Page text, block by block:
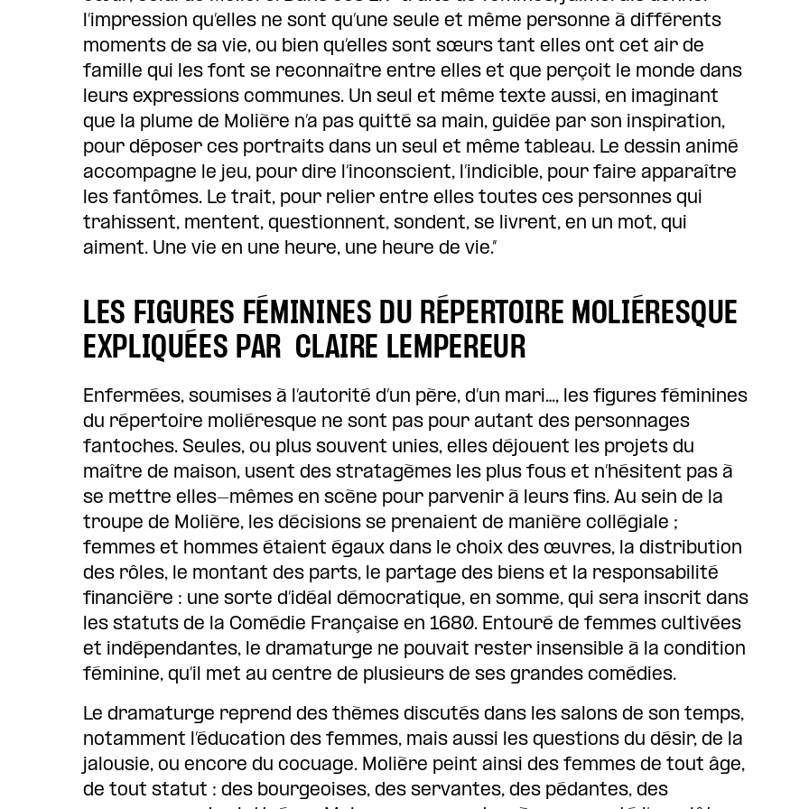
l’impression qu’elles ne sont qu’une seule et même personne à différents
moments de sa vie, ou bien qu’elles sont sœurs tant elles ont cet air de
famille qui les font se reconnaître entre elles et que perçoit le monde dans
leurs expressions communes. Un seul et même texte aussi, en imaginant
que la plume de Molière n’a pas quitté sa main, guidée par son inspiration,
pour déposer ces portraits dans un seul et même tableau. Le dessin animé
accompagne le jeu, pour dire l’inconscient, l’indicible, pour faire apparaître
les fantômes. Le trait, pour relier entre elles toutes ces personnes qui
trahissent, mentent, questionnent, sondent, se livrent, en un mot, qui
aiment. Une vie en une heure, une heure de vie.”
LES FIGURES FÉMININES DU RÉPERTOIRE MOLIÉRESQUE
EXPLIQUÉES PAR CLAIRE LEMPEREUR
Enfermées, soumises à l’autorité d’un père, d’un mari…, les figures féminines
du répertoire moliéresque ne sont pas pour autant des personnages
fantoches. Seules, ou plus souvent unies, elles déjouent les projets du
maître de maison, usent des stratagèmes les plus fous et n’hésitent pas à
se mettre elles-mêmes en scène pour parvenir à leurs fins. Au sein de la
troupe de Molière, les décisions se prenaient de manière collégiale ;
femmes et hommes étaient égaux dans le choix des œuvres, la distribution
des rôles, le montant des parts, le partage des biens et la responsabilité
financière : une sorte d’idéal démocratique, en somme, qui sera inscrit dans
les statuts de la Comédie Française en 1680. Entouré de femmes cultivées
et indépendantes, le dramaturge ne pouvait rester insensible à la condition
féminine, qu’il met au centre de plusieurs de ses grandes comédies.
Le dramaturge reprend des thèmes discutés dans les salons de son temps,
notamment l’éducation des femmes, mais aussi les questions du désir, de la
jalousie, ou encore du cocuage. Molière peint ainsi des femmes de tout âge,
de tout statut : des bourgeoises, des servantes, des pédantes, des